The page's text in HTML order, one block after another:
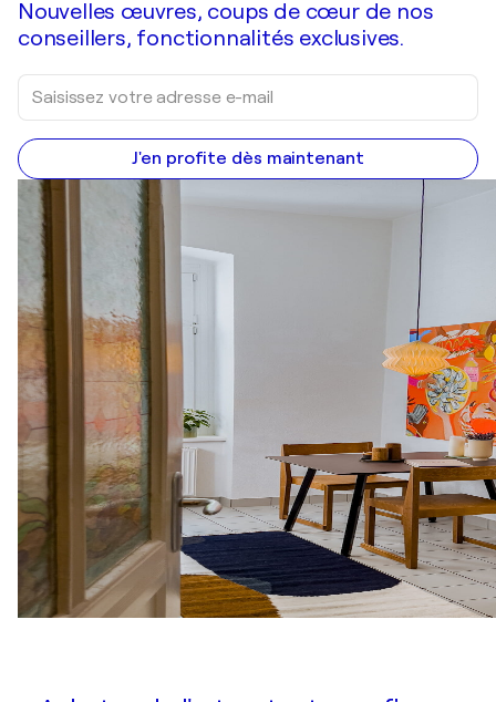
Nouvelles œuvres, coups de cœur de nos
conseillers, fonctionnalités exclusives.
J'en profite dès maintenant